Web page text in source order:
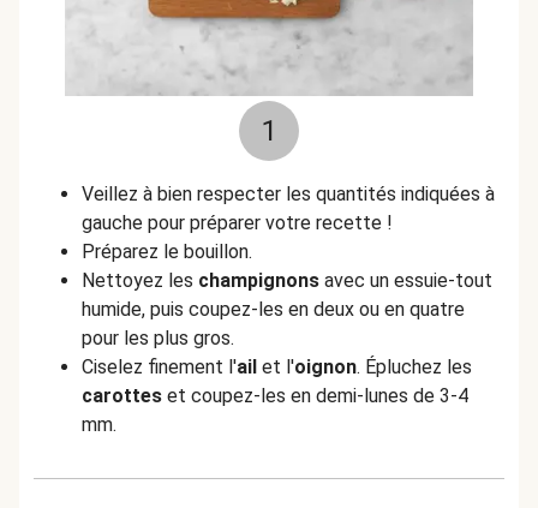
1
Veillez à bien respecter les quantités indiquées à
gauche pour préparer votre recette !
Préparez le bouillon.
Nettoyez les champignons avec un essuie-tout
humide, puis coupez-les en deux ou en quatre
pour les plus gros.
Ciselez finement l'ail et l'oignon. Épluchez les
carottes et coupez-les en demi-lunes de 3-4
mm.